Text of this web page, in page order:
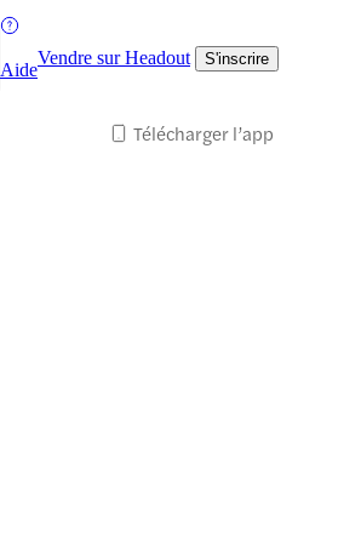
Aide
Vendre sur Headout S'inscrire
Télécharger l’app